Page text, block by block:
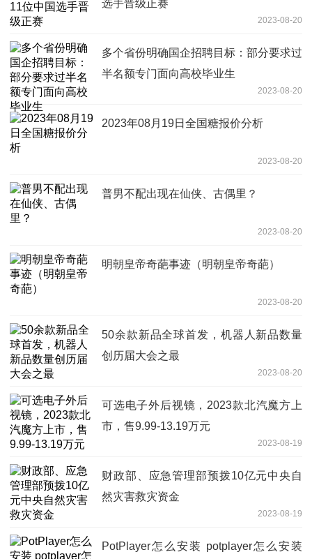
选手晋级正赛
2023-08-20
多个省份明确国企招聘目标：部分要求过
半名额专门面向高校毕业生
2023-08-20
2023年08月19日全国糖报价分析
2023-08-20
普男不配出现在仙侠、古偶里？
2023-08-20
明朝皇帝奇葩事迹（明朝皇帝奇葩）
2023-08-20
50余款新品全球首发，机器人新品数量
创历届大会之最
2023-08-20
可选电子外后视镜，2023款北汽魔方上
市，售9.99-13.19万元
2023-08-19
财政部、应急管理部预拨10亿元中央自
然灾害救灾资金
2023-08-19
PotPlayer怎么安装 potplayer怎么安装